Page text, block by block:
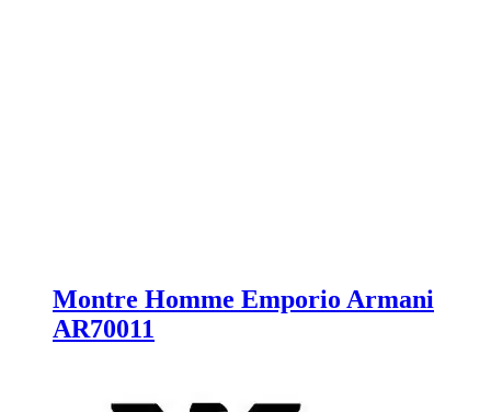
Montre Homme Emporio Armani
AR70011